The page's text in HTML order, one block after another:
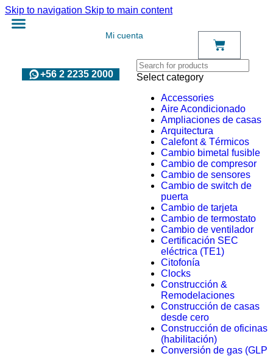
Skip to navigation Skip to main content
Mi cuenta
+56 2 2235 2000
Select category
Accessories
Aire Acondicionado
Ampliaciones de casas
Arquitectura
Calefont & Térmicos
Cambio bimetal fusible
Cambio de compresor
Cambio de sensores
Cambio de switch de
puerta
Cambio de tarjeta
Cambio de termostato
Cambio de ventilador
Certificación SEC
eléctrica (TE1)
Citofonía
Clocks
Construcción &
Remodelaciones
Construcción de casas
desde cero
Construcción de oficinas
(habilitación)
Conversión de gas (GLP